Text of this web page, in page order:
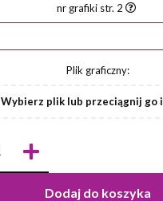
nr grafiki str. 2
Plik graficzny:
Wybierz plik lub przeciągnij go
Dodaj do koszyka